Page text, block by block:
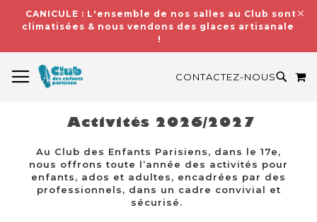
CANICULE : L'ensemble de nos salles au Club sont
climatisées & nous vendons des glaces artisanales
!
CONTACTEZ-NOUS
Activités 2026/2027
Au Club des Enfants Parisiens, dans le 17e,
nous offrons toute l’année des activités pour
enfants, ados et adultes, encadrées par des
professionnels, dans un cadre convivial et
sécurisé.